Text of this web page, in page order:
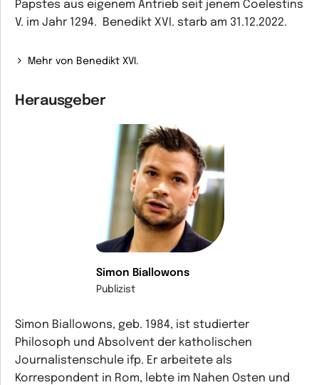
Papstes aus eigenem Antrieb seit jenem Coelestins
V. im Jahr 1294. Benedikt XVI. starb am 31.12.2022.
Mehr von Benedikt XVI.
Herausgeber
Simon Biallowons
Publizist
Simon Biallowons, geb. 1984, ist studierter
Philosoph und Absolvent der katholischen
Journalistenschule ifp. Er arbeitete als
Korrespondent in Rom, lebte im Nahen Osten und